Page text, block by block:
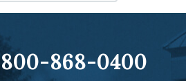
800-868-0400